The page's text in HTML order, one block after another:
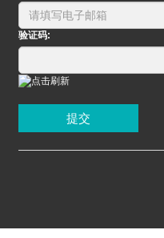
验证码:
提交